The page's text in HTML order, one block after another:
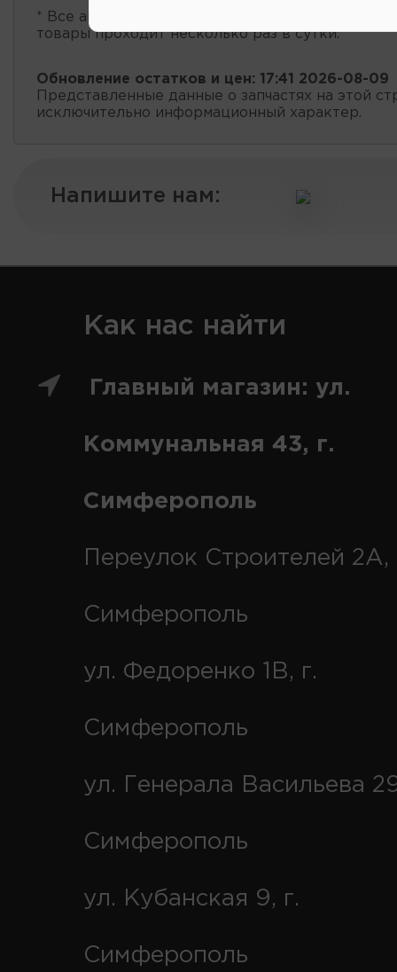
* Все автозапчасти
товары проходит несколько раз в сутки.
Обновление остатков и цен: 17:41 2026-08-09
Представленные данные о запчастях на этой
исключительно информационный характер.
Напишите нам:
Как нас найти
Главный магазин: ул.
Коммунальная 43, г.
Симферополь
Переулок Строителей 2А,
Симферополь
ул. Федоренко 1В, г.
Симферополь
ул. Генерала Васильева
Симферополь
ул. Кубанская 9, г.
Симферополь